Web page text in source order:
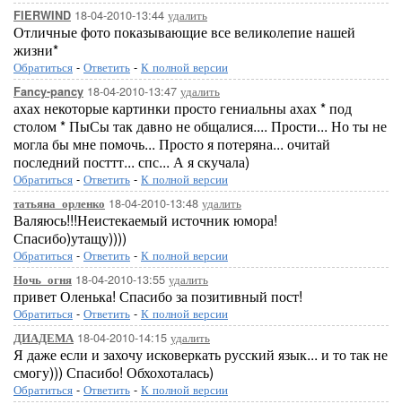
FIERWIND 18-04-2010-13:44 удалить
Отличные фото показывающие все великолепие нашей
жизни*
Обратиться - Ответить - К полной версии
Fancy-pancy 18-04-2010-13:47 удалить
ахах некоторые картинки просто гениальны ахах * под
столом * ПыСы так давно не общалися.... Прости... Но ты не
могла бы мне помочь... Просто я потеряна... очитай
последний посттт... спс... А я скучала)
Обратиться - Ответить - К полной версии
татьяна_орленко 18-04-2010-13:48 удалить
Валяюсь!!!Неистекаемый источник юмора!
Спасибо)утащу))))
Обратиться - Ответить - К полной версии
Ночь_огня 18-04-2010-13:55 удалить
привет Оленька! Спасибо за позитивный пост!
Обратиться - Ответить - К полной версии
ДИАДЕМА 18-04-2010-14:15 удалить
Я даже если и захочу исковеркать русский язык... и то так не
смогу))) Спасибо! Обхохоталась)
Обратиться - Ответить - К полной версии